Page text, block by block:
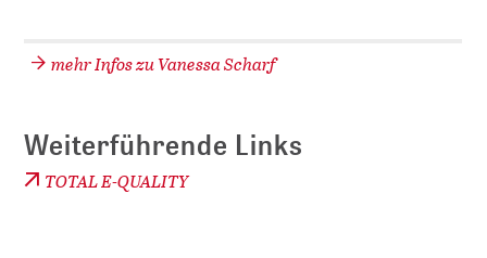
mehr Infos zu Vanessa Scharf
Weiterführende Links
TOTAL E-QUALITY